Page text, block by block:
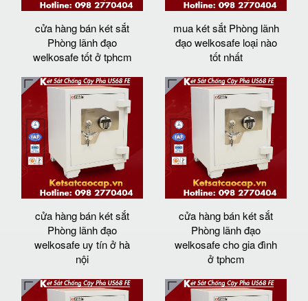
cửa hàng bán két sắt
Phòng lãnh đạo
welkosafe tốt ở tphcm
mua két sắt Phòng lãnh
đạo welkosafe loại nào
tốt nhất
cửa hàng bán két sắt
Phòng lãnh đạo
welkosafe uy tín ở hà
nội
cửa hàng bán két sắt
Phòng lãnh đạo
welkosafe cho gia đình
ở tphcm